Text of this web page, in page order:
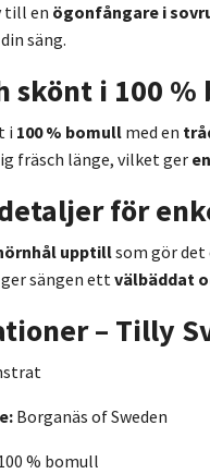
till en ögonfångare i
säng.
skönt i 100 %
i 100 % bomull med en
fräsch länge, vilket ger
för
upptillsom gör
sängen ettvälbäddat
– Tilly
Borganäs of Sweden
% bomull